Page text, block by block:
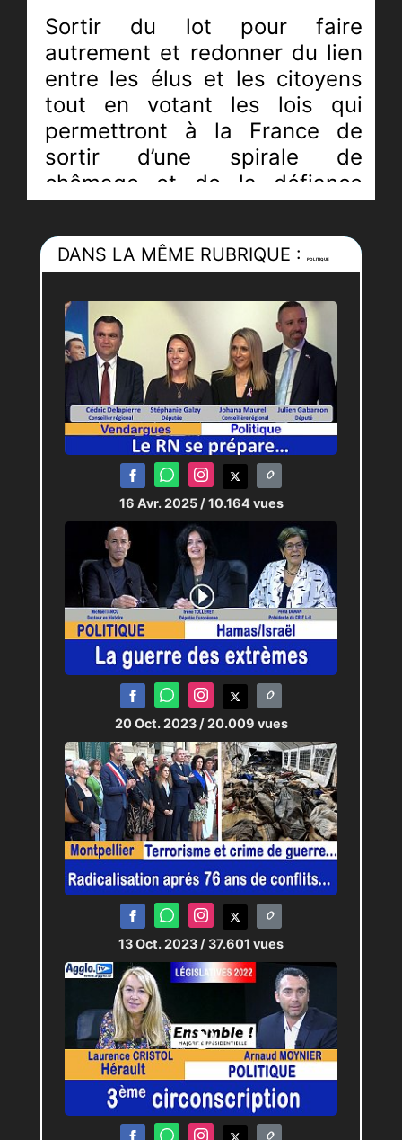
Sortir du lot pour faire
autrement et redonner du lien
entre les élus et les citoyens
tout en votant les lois qui
permettront à la France de
sortir d’une spirale de
chômage et de la défiance
... Bref les électeurs de la circo
qui font ou défont les deputés
seront attentifs à ce qui va se
Journaliste :Pierric-Joël Loubat
DANS LA MÊME RUBRIQUE :POLITIQUE
16 Avr. 2025 / 10.164 vues
20 Oct. 2023 / 20.009 vues
13 Oct. 2023 / 37.601 vues